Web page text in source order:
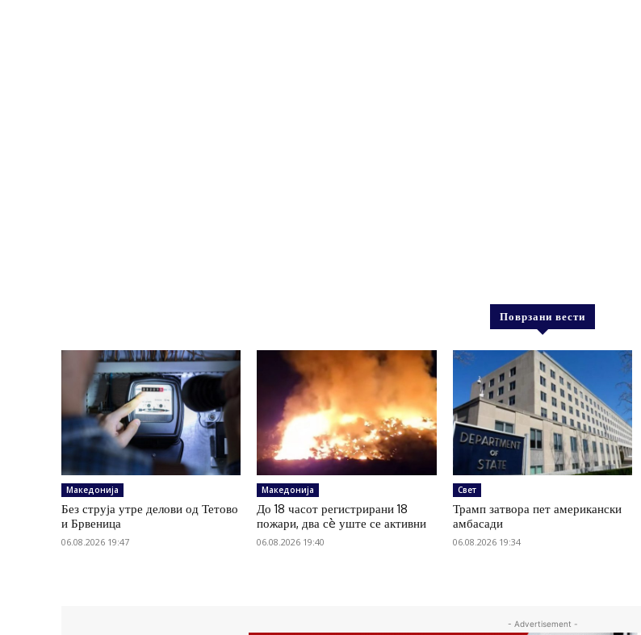
Поврзани вести
Македонија
Без струја утре делови од Тетово
и Брвеница
06.08.2026 19:47
Македонија
До 18 часот регистрирани 18
пожари, два сè уште се активни
06.08.2026 19:40
Свет
Трамп затвора пет американски
амбасади
06.08.2026 19:34
- Advertisement -